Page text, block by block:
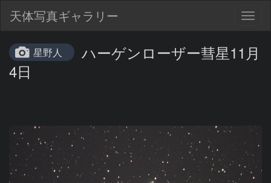
天体写真ギャラリー
星野人
ハーゲンローザー彗星11月
4日